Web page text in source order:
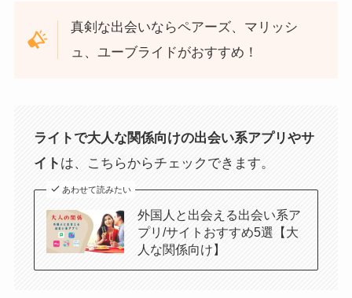
真剣な出会いならペアーズ、マリッシ
ュ、ユーブライドがおすすめ！
ライトで大人な関係向けの出会い系アプリやサ
イト は、こちらからチェックできます。
あわせて読みたい
外国人と出会える出会い系ア
プリ/サイトおすすめ5選【大
人な関係向け】